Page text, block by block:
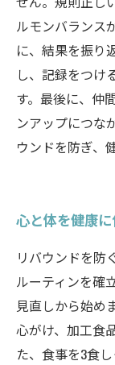
ルモンバランス
に、結果を振り
し、記録をつけ
す。最後に、仲
ンアップにつな
ウンドを防ぎ、
心と体を健康
リバウンドを防
ルーティンを確
見直しから始め
心がけ、加工食
た、食事を3食